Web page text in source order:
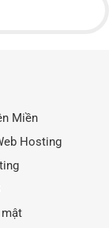
Miền
Hosting
mật